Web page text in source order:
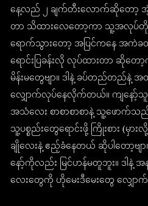
နေ့လည် ၂ ချက်တီးလောက်ဆိုတော့
တာ သိထားလေတော့ကာ သူ့အလုပ်တို
ရောက်သွားတော့ အပြင်ကနေ အကဲ
ရောင်းပြခန်းလို လုပ်ထားတာ ဆိုတ
မိန်းမတွေဗျာ။ ဒါနဲ့ ခပ်တည်တည်နဲ့
လျှောက်လုပ်နေလိုက်တယ်။ ကျနော့်သူင
အသံလေး စာစာစာစာနဲ့ သူ့ဖောက်သ
သူ့ပစ္စည်းတွေရောင်းဖို့ ကြိုးစား (မှ
ချိုလေးနဲ့ ဧည့်ခံနေတယ် ဆိုပါတော့ဗျ
နော့်ကိုလည်း မြင်ဟန်မတူဘူး။ ဒါနဲ့ အ
လေးတွေကို ဟိုမေးဒီမေးတွေ လျှောက်